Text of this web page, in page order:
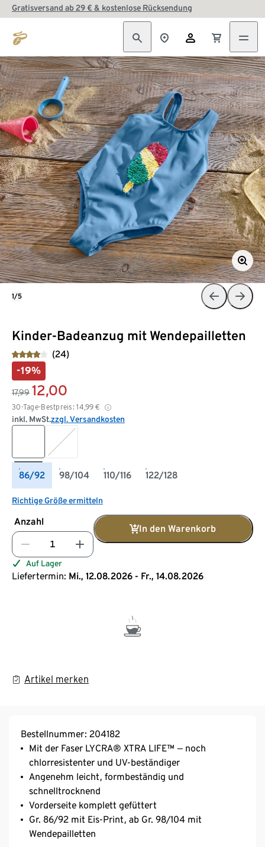
Gratisversand ab 29 € & kostenlose Rücksendung
Kinder-Badeanzug mit Wendepailletten
(24)
-19%
17,99 12,00
30-Tage-Bestpreis: 14,99 €
inkl. MwSt.zzgl. Versandkosten
86/92 98/104 110/116 122/128
Richtige Größe ermitteln
Anzahl
In den Warenkorb
Auf Lager
Liefertermin: Mi., 12.08.2026 - Fr., 14.08.2026
Artikel merken
1/5
Bestellnummer: 204182
Mit der Faser LYCRA® XTRA LIFE™ ‒ noch
chlorresistenter und UV-beständiger
Angenehm leicht, formbeständig und
schnelltrocknend
Vorderseite komplett gefüttert
Gr. 86/92 mit Eis-Print, ab Gr. 98/104 mit
Wendepailletten